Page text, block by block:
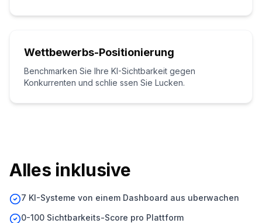
Wettbewerbs-Positionierung
Benchmarken Sie Ihre KI-Sichtbarkeit gegen
Konkurrenten und schlie ssen Sie Lucken.
Alles inklusive
7 KI-Systeme von einem Dashboard aus uberwachen
0-100 Sichtbarkeits-Score pro Plattform